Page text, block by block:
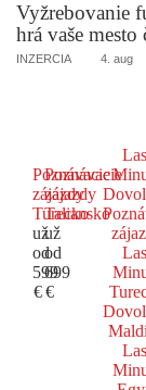
Vyžrebovanie
hrá vaše mesto
INZERCIA 4. aug
Poznávacie
zájazdy
Turecko
už
od
599
€
Poznávacie
zájazdy
Taliansko
už
od
699
€